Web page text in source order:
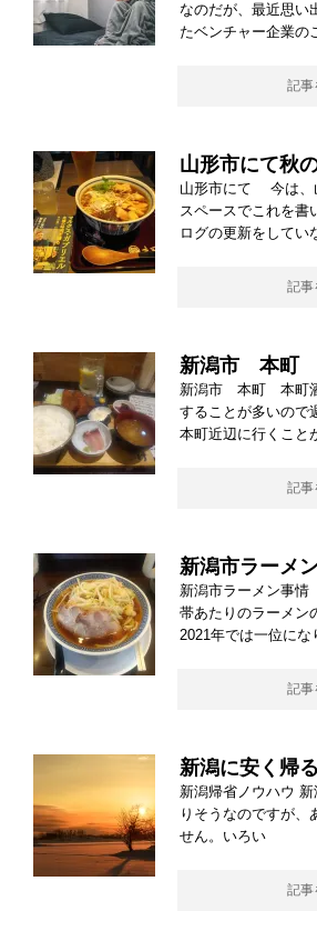
なのだが、最近思い
たベンチャー企業の
記事
山形市にて秋
山形市にて 今は、
スペースでこれを書
ログの更新をしてい
記事
新潟市 本町
新潟市 本町 本町
することが多いので
本町近辺に行くこと
記事
新潟市ラーメ
新潟市ラーメン事
帯あたりのラーメン
2021年では一位にな
記事
新潟に安く帰
新潟帰省ノウハウ
りそうなのですが、
せん。いろい
記事